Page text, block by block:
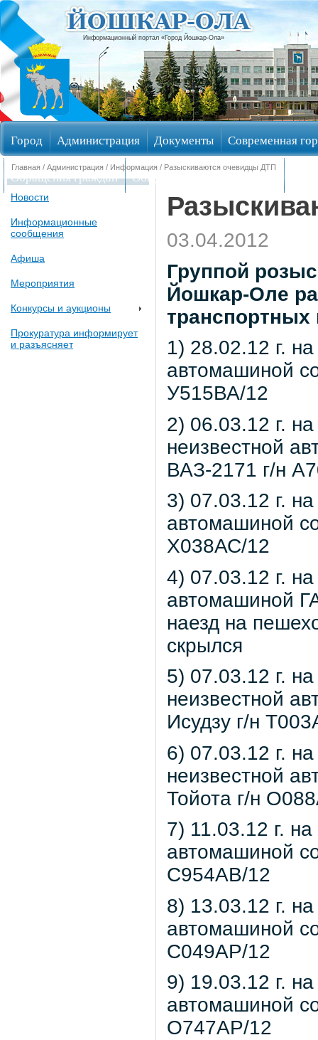
Информационный портал «Город Йошкар-Ола»
Город Администрация Документы Современная
Обращения граждан Общественные обсуждения
Главная / Администрация / Информация / Разыскиваются очевидцы ДТП
Новости
Информационные
сообщения
Афиша
Мероприятия
Конкурсы и аукционы
Прокуратура информирует
и разъясняет
03.04.2012
Группой
Йошкар-Оле
1) 28.02.12 г.
автомашиной
У515ВА/12
2) 06.03.12 г.
неизвестной
ВАЗ-2171 г/н
3) 07.03.12 г.
автомашиной
Х038АС/12
4) 07.03.12 г.
автомашиной
наезд на
скрылся
5) 07.03.12 г.
неизвестной
Исудзу г/н
6) 07.03.12 г.
неизвестной
Тойота г/н
7) 11.03.12 г.
автомашиной
С954АВ/12
8) 13.03.12 г.
автомашиной
С049АР/12
9) 19.03.12 г.
автомашиной
О747АР/12